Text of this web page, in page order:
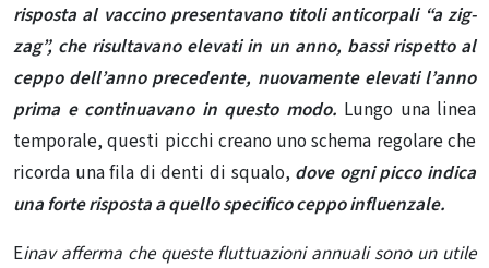
risposta al vaccino presentavano titoli anticorpali “a zig-
zag”, che risultavano elevati in un anno, bassi rispetto al
ceppo dell’anno precedente, nuovamente elevati l’anno
prima e continuavano in questo modo. Lungo una linea
temporale, questi picchi creano uno schema regolare che
ricorda una fila di denti di squalo, dove ogni picco indica
una forte risposta a quello specifico ceppo influenzale.
Einav afferma che queste fluttuazioni annuali sono un utile